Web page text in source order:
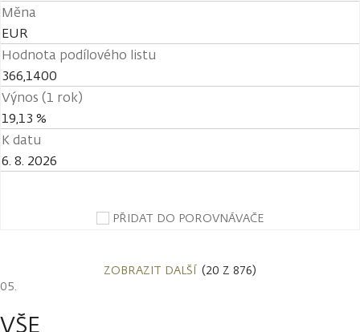
Měna
EUR
Hodnota podílového listu
366,1400
Výnos (1 rok)
19,13 %
K datu
6. 8. 2026
PŘIDAT DO POROVNÁVAČE
ZOBRAZIT DALŠÍ (20 Z 876)
VŠE